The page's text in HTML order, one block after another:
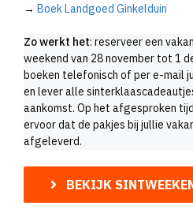
→ Boek Landgoed Ginkelduin
Zo werkt het: reserveer een
weekend van 28 november tot 1
boeken telefonisch of per e-mail
en lever alle
aankomst. Op het afgesproken
ervoor dat de pakjes bij jullie
afgeleverd.
BEKIJK